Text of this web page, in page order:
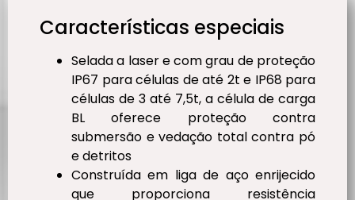
Características especiais
Selada a laser e com grau de proteção
IP67 para células de até 2t e IP68 para
células de 3 até 7,5t, a célula de carga
BL oferece proteção contra
submersão e vedação total contra pó
e detritos
Construída em liga de aço enrijecido
que proporciona resistência